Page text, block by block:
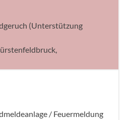
(Unterstützung
/ Feuermeldung